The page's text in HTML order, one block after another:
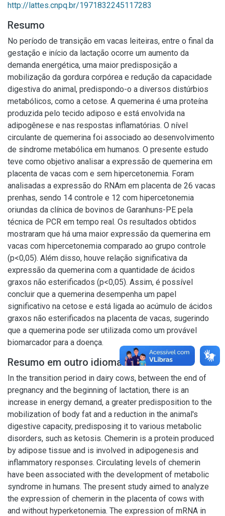
http://lattes.cnpq.br/1971832245117283
Resumo
No período de transição em vacas leiteiras, entre o final da
gestação e início da lactação ocorre um aumento da
demanda energética, uma maior predisposição a
mobilização da gordura corpórea e redução da capacidade
digestiva do animal, predispondo-o a diversos distúrbios
metabólicos, como a cetose. A quemerina é uma proteína
produzida pelo tecido adiposo e está envolvida na
adipogênese e nas respostas inflamatórias. O nível
circulante de quemerina foi associado ao desenvolvimento
de síndrome metabólica em humanos. O presente estudo
teve como objetivo analisar a expressão de quemerina em
placenta de vacas com e sem hipercetonemia. Foram
analisadas a expressão do RNAm em placenta de 26 vacas
prenhas, sendo 14 controle e 12 com hipercetonemia
oriundas da clínica de bovinos de Garanhuns-PE pela
técnica de PCR em tempo real. Os resultados obtidos
mostraram que há uma maior expressão da quemerina em
vacas com hipercetonemia comparado ao grupo controle
(p<0,05). Além disso, houve relação significativa da
expressão da quemerina com a quantidade de ácidos
graxos não esterificados (p<0,05). Assim, é possível
concluir que a quemerina desempenha um papel
significativo na cetose e está ligada ao acúmulo de ácidos
graxos não esterificados na placenta de vacas, sugerindo
que a quemerina pode ser utilizada como um provável
biomarcador para a doença.
Resumo em outro idioma
In the transition period in dairy cows, between the end of
pregnancy and the beginning of lactation, there is an
increase in energy demand, a greater predisposition to the
mobilization of body fat and a reduction in the animal's
digestive capacity, predisposing it to various metabolic
disorders, such as ketosis. Chemerin is a protein produced
by adipose tissue and is involved in adipogenesis and
inflammatory responses. Circulating levels of chemerin
have been associated with the development of metabolic
syndrome in humans. The present study aimed to analyze
the expression of chemerin in the placenta of cows with
and without hyperketonemia. The expression of mRNA in